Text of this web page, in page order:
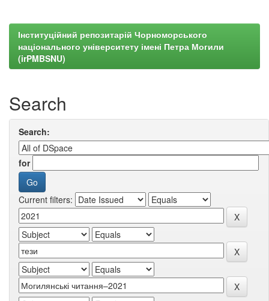
Інституційний репозитарій Чорноморського
національного університету імені Петра Могили
(irPMBSNU)
Search
Search:
for
Current filters: